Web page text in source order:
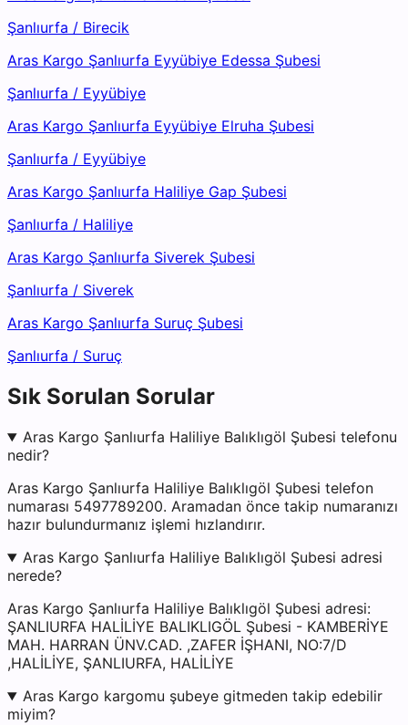
Şanlıurfa / Birecik
Aras Kargo Şanlıurfa Eyyübiye Edessa Şubesi
Şanlıurfa / Eyyübiye
Aras Kargo Şanlıurfa Eyyübiye Elruha Şubesi
Şanlıurfa / Eyyübiye
Aras Kargo Şanlıurfa Haliliye Gap Şubesi
Şanlıurfa / Haliliye
Aras Kargo Şanlıurfa Siverek Şubesi
Şanlıurfa / Siverek
Aras Kargo Şanlıurfa Suruç Şubesi
Şanlıurfa / Suruç
Sık Sorulan Sorular
Aras Kargo Şanlıurfa Haliliye Balıklıgöl Şubesi telefonu
nedir?
Aras Kargo Şanlıurfa Haliliye Balıklıgöl Şubesi telefon
numarası 5497789200. Aramadan önce takip numaranızı
hazır bulundurmanız işlemi hızlandırır.
Aras Kargo Şanlıurfa Haliliye Balıklıgöl Şubesi adresi
nerede?
Aras Kargo Şanlıurfa Haliliye Balıklıgöl Şubesi adresi:
ŞANLIURFA HALİLİYE BALIKLIGÖL Şubesi - KAMBERİYE
MAH. HARRAN ÜNV.CAD. ,ZAFER İŞHANI, NO:7/D
,HALİLİYE, ŞANLIURFA, HALİLİYE
Aras Kargo kargomu şubeye gitmeden takip edebilir
miyim?